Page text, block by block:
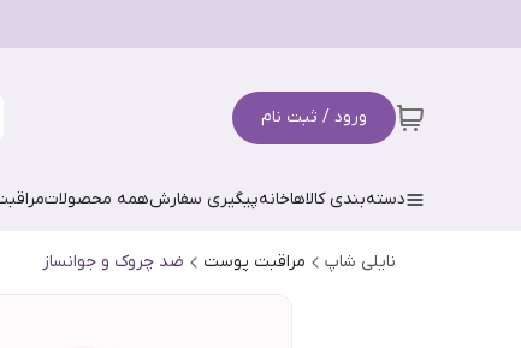
ورود / ثبت نام
دسته‌بندی کالاهاخانهپیگیری سفارشهمه محصولات
نایلی شاپ مراقبت پوست ضد چروک و جوانساز